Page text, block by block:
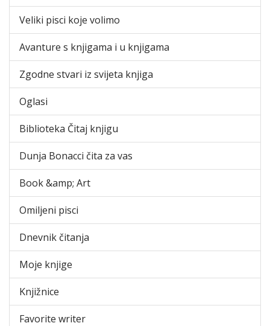
Veliki pisci koje volimo
Avanture s knjigama i u knjigama
Zgodne stvari iz svijeta knjiga
Oglasi
Biblioteka Čitaj knjigu
Dunja Bonacci čita za vas
Book &amp; Art
Omiljeni pisci
Dnevnik čitanja
Moje knjige
Knjižnice
Favorite writer